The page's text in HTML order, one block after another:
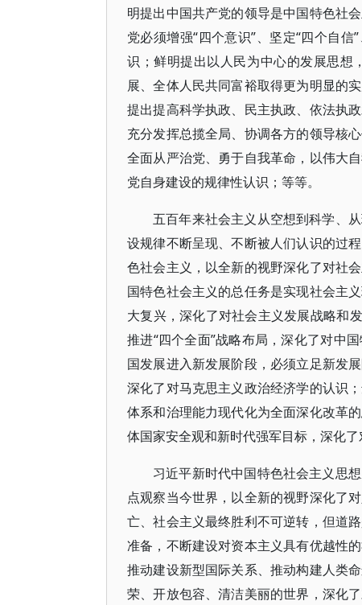
明提出中国共产党的领导是中国特色社
党必须增强“四个意识”、坚定“四个自
识；鲜明提出以人民为中心的发展思想
展、全体人民共同富裕取得更为明显的
提出提高科学执政、民主执政、依法执
充分发挥总揽全局、协调各方的领导核
全面从严治党、勇于自我革命，以伟大
党自身建设的规律性认识；等等。
五百年来社会主义从空想到科学、
设规律不断呈现、不断被人们认识的过
色社会主义，以全新的视野深化了对社
国特色社会主义的总任务是实现社会主
大复兴，深化了对社会主义发展战略和
推进“四个全面”战略布局，深化了对中
国发展进入新发展阶段，必须立足新发
深化了对马克思主义政治经济学的认识
体系和治理能力现代化为全面深化改革
体国家安全观和新时代强军目标，深化
习近平新时代中国特色社会主义思
点观察当今世界，以全新的视野深化了
亡、社会主义最终胜利不可逆转，但道
准备，不断建设对资本主义具有优越性
推动建设新型国际关系、推动构建人类
荣、开放包容、清洁美丽的世界，深化